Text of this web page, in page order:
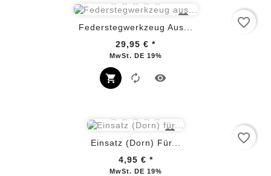
Federstegwerkzeug Aus...
29,95 € *
MwSt. DE 19%Preis
favorite_border
Einsatz (Dorn) Für...
4,95 € *
MwSt. DE 19%Preis
favorite_border